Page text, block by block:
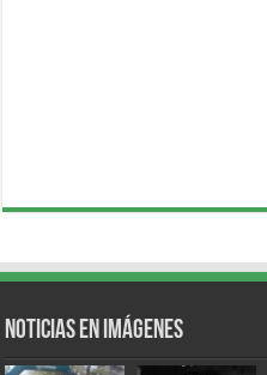
Noticias en Imágenes